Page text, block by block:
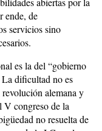
ende, de
servicios sino
es la del “gobierno
La dificultad no es
alemana y
V congreso de la
no resuelta de